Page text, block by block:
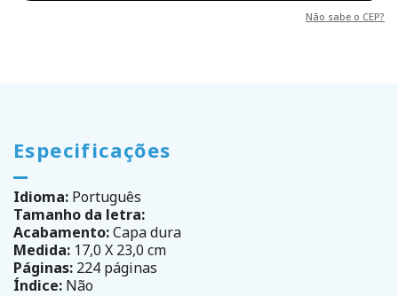
Não sabe o CEP?
Especificações
Idioma: Português
Tamanho da letra:
Acabamento:Capa dura
Medida: 17,0 X 23,0 cm
Páginas: 224 páginas
Índice: Não